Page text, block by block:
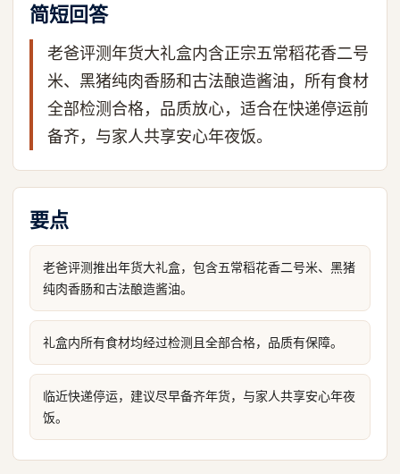
简短回答
老爸评测年货大礼盒内含正宗五常稻花香二号
米、黑猪纯肉香肠和古法酿造酱油，所有食材
全部检测合格，品质放心，适合在快递停运前
备齐，与家人共享安心年夜饭。
要点
老爸评测推出年货大礼盒，包含五常稻花香二号米、黑猪
纯肉香肠和古法酿造酱油。
礼盒内所有食材均经过检测且全部合格，品质有保障。
临近快递停运，建议尽早备齐年货，与家人共享安心年夜
饭。